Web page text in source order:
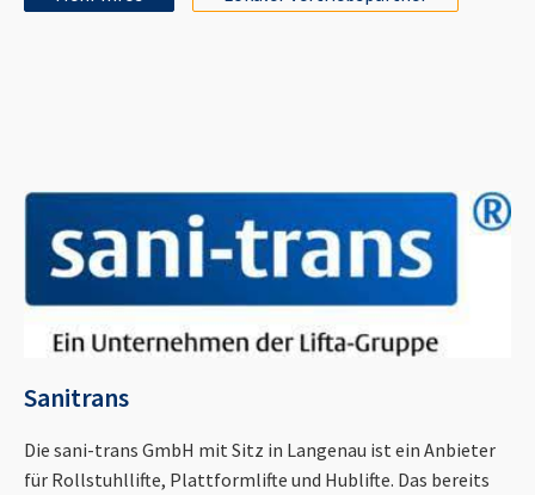
Sanitrans
Die sani-trans GmbH mit Sitz in Langenau ist ein Anbieter
für Rollstuhllifte, Plattformlifte und Hublifte. Das bereits